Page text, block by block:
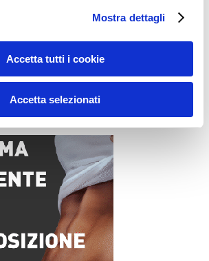
Mostra dettagli
Accetta tutti i cookie
Accetta selezionati
ORA